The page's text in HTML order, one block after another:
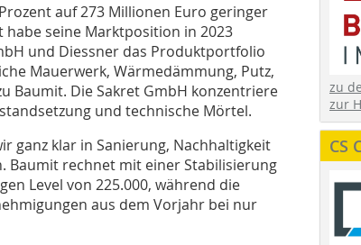
auf 273 Millionen Euro geringer
seine Marktposition in 2023
und Diessner das Produktportfolio
Mauerwerk, Wärmedämmung, Putz,
Baumit. Die Sakret GmbH konzentriere
und technische Mörtel.
ganz klar in Sanierung, Nachhaltigkeit
Baumit rechnet mit einer Stabilisierung
Level von 225.000, während die
aus dem Vorjahr bei nur
zu
zur
CS